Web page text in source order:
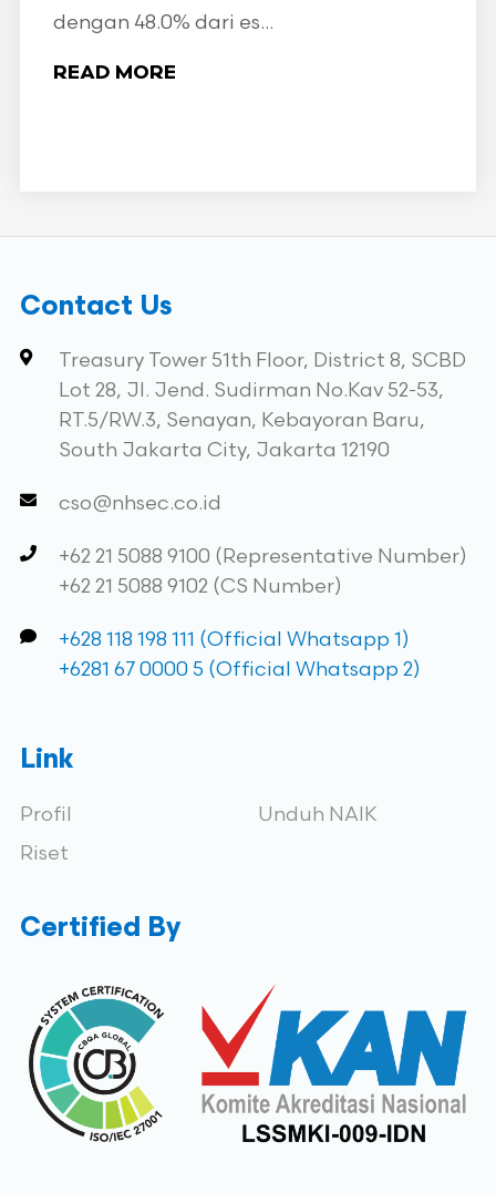
dengan 48.0% dari es...
READ MORE
Contact Us
Treasury Tower 51th Floor, District 8, SCBD
Lot 28, Jl. Jend. Sudirman No.Kav 52-53,
RT.5/RW.3, Senayan, Kebayoran Baru,
South Jakarta City, Jakarta 12190
cso@nhsec.co.id
+62 21 5088 9100 (Representative Number)
+62 21 5088 9102 (CS Number)
+628 118 198 111 (Official Whatsapp 1)
+6281 67 0000 5 (Official Whatsapp 2)
Link
Profil
Riset
Unduh NAIK
Certified By